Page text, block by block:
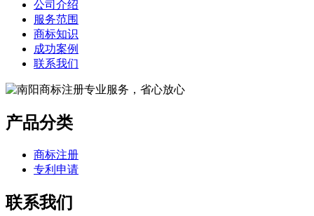
公司介绍
服务范围
商标知识
成功案例
联系我们
产品分类
商标注册
专利申请
联系我们